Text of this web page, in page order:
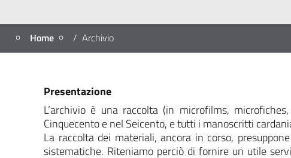
Home Archivio
Presentazione
L’archivio è una raccolta (in microfilms,
Cinquecento e nel Seicento, e tutti i manoscritti
La raccolta dei materiali, ancora in corso,
sistematiche. Riteniamo perciò di fornire un utile